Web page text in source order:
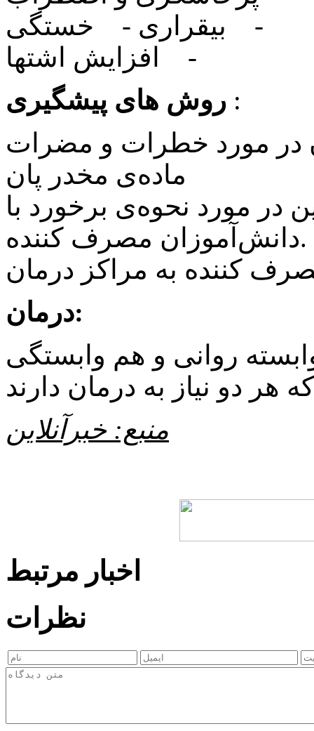
‏-‏ بیقراری ‏-‏ خستگی
‏-‏ افزایش اشتها
روش های پیشگیری :
در مورد خطرات و مضرات
ماده‌ی مخدر پان‏
در مورد نحوه‌ی برخورد با
دانش‌آموزان مصرف کننده.
کننده به مراکز درمان
درمان:
روانی و هم وابستگی
منبع: خبرآنلاین
اخبار مرتبط
نظرات